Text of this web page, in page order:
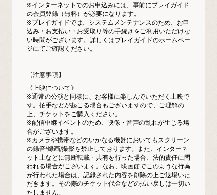
※インターネットでのお申込みには、事前にプレイガイド
の会員登録（無料）が必要になります。
※プレイガイドでは、システムメンテナンスのため、お申
込み・お支払い・お受取り等の手続きをご利用いただけな
い時間がございます。詳しくはプレイガイドのホームペー
ジにてご確認ください。
【注意事項】
《上映について》
※通常の公演と同様に、お客様に楽しんでいただく上映で
す。拍手などが起こる場合もございますので、ご理解の
上、チケットをご購入ください。
※配信中継イベントのため、映像・音声の乱れが生じる場
合がございます。
※カメラや携帯などのいかなる機器においてもスクリーン
の録音/録画/撮影を禁止しております。また、インターネ
ット上などに無断転載・共有を行った場合、法的責任に問
われる場合がございます。なお、映画館でこのような行為
が行われた場合は、記録された内容を削除の上ご退場いた
だきます。その際のチケット代金などの払い戻しは一切い
たしません。